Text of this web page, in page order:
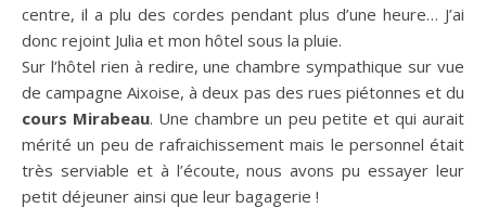
centre, il a plu des cordes pendant plus d’une heure… J’ai
donc rejoint Julia et mon hôtel sous la pluie.
Sur l’hôtel rien à redire, une chambre sympathique sur vue
de campagne Aixoise, à deux pas des rues piétonnes et du
cours Mirabeau. Une chambre un peu petite et qui aurait
mérité un peu de rafraichissement mais le personnel était
très serviable et à l’écoute, nous avons pu essayer leur
petit déjeuner ainsi que leur bagagerie !